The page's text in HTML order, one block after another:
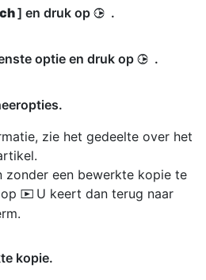
] en druk op 2 .
optie en druk op 2 .
zie het gedeelte over het
zonder een bewerkte kopie te
K U keert dan terug naar
kopie.